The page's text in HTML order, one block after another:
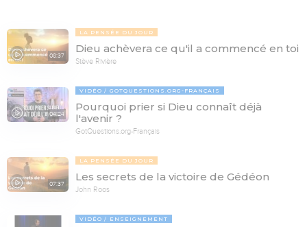
08:37
LA PENSÉE DU JOUR
Dieu achèvera ce qu'il a commencé en toi
Stève Rivière
04:24
VIDÉO GOTQUESTIONS.ORG-FRANÇAIS
Pourquoi prier si Dieu connaît déjà
l'avenir ?
GotQuestions.org-Français
07:37
LA PENSÉE DU JOUR
Les secrets de la victoire de Gédéon
John Roos
VIDÉO ENSEIGNEMENT